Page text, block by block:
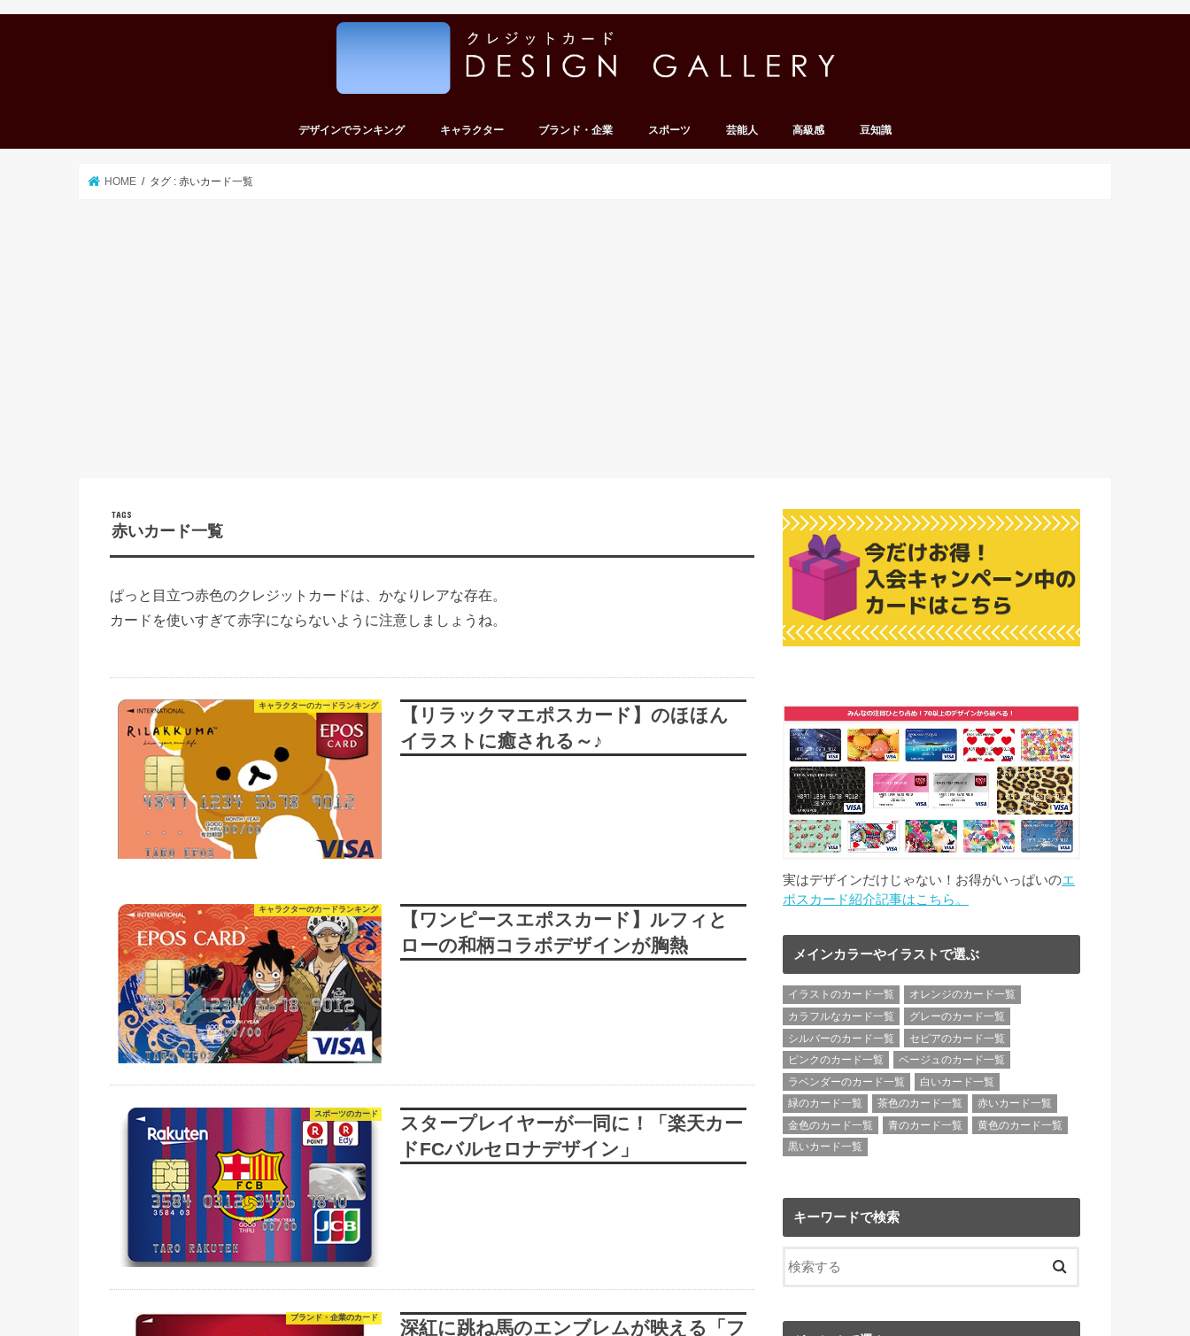
デザインでランキング キャラクター ブランド・企業 スポーツ 芸能人 高級感 豆知識
HOME タグ : 赤いカード一覧
赤いカード一覧
ぱっと目立つ赤色のクレジットカードは、かなりレアな存在。
カードを使いすぎて赤字にならないように注意しましょうね。
キャラクターのカードランキング
【リラックマエポスカード】のほほん
イラストに癒される～♪
キャラクターのカードランキング
【ワンピースエポスカード】ルフィと
ローの和柄コラボデザインが胸熱
スポーツのカード
スタープレイヤーが一同に！「楽天カー
ドFCバルセロナデザイン」
ブランド・企業のカード
深紅に跳ね馬のエンブレムが映える「フ
実はデザインだけじゃない！お得がいっぱいのエ
ポスカード紹介記事はこちら。
メインカラーやイラストで選ぶ
イラストのカード一覧
オレンジのカード一覧
カラフルなカード一覧
グレーのカード一覧
シルバーのカード一覧
セピアのカード一覧
ピンクのカード一覧
ベージュのカード一覧
ラベンダーのカード一覧
白いカード一覧
緑のカード一覧
茶色のカード一覧
赤いカード一覧
金色のカード一覧
青のカード一覧
黄色のカード一覧
黒いカード一覧
キーワードで検索